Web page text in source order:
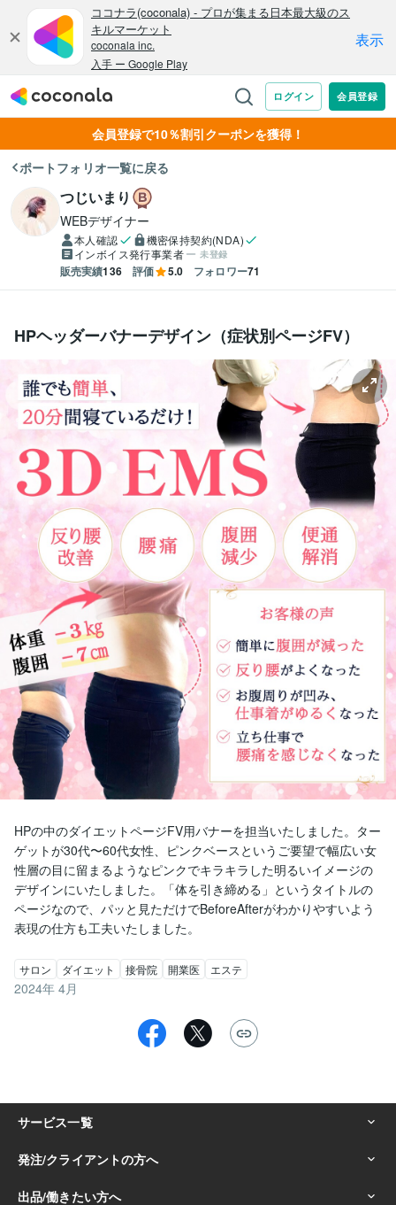
会員登録で10％割引クーポンを獲得！
ポートフォリオ一覧に戻る
つじいまり
WEBデザイナー
本人確認
機密保持契約(NDA)
インボイス発行事業者
未登録
販売実績136 評価 5.0 フォロワー71
HPヘッダーバナーデザイン（症状別ページFV）
HPの中のダイエットページFV用バナーを担当いたしました。ター
ゲットが30代〜60代女性、ピンクベースというご要望で幅広い女
性層の目に留まるようなピンクでキラキラした明るいイメージの
デザインにいたしました。「体を引き締める」というタイトルの
ページなので、パッと見ただけでBeforeAfterがわかりやすいよう
表現の仕方も工夫いたしました。
サロン ダイエット 接骨院 開業医 エステ
2024年 4月